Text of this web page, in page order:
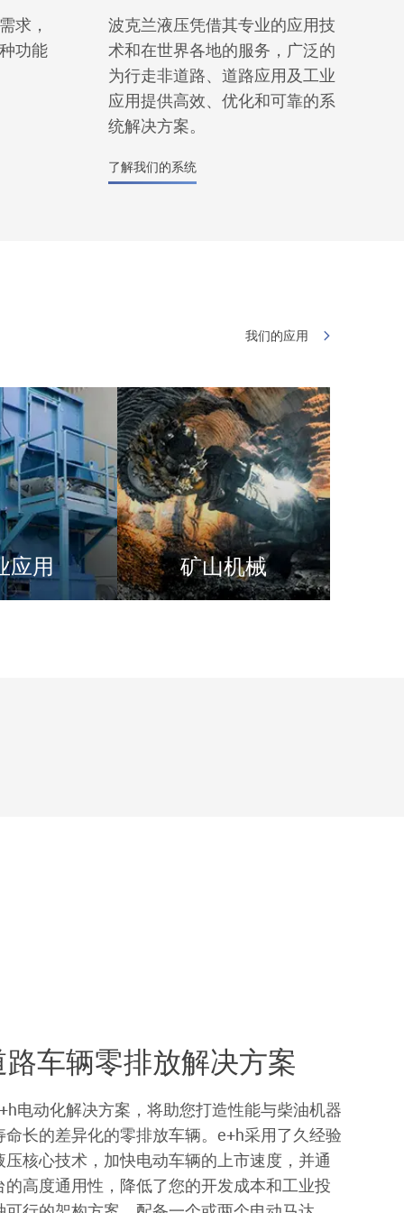
求，
功能
波克兰液压凭借其专业的应用技
术和在世界各地的服务，广泛的
为行走非道路、道路应用及工业
应用提供高效、优化和可靠的系
统解决方案。
了解我们的系统
我们的应用
应用 矿山机械
车辆零排放解决方案
电动化解决方案，将助您打造性能与柴油机器
长的差异化的零排放车辆。e+h采用了久经验
核心技术，加快电动车辆的上市速度，并通
高度通用性，降低了您的开发成本和工业投